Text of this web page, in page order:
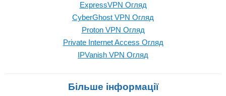
ExpressVPN Огляд
CyberGhost VPN Огляд
Proton VPN Огляд
Private Internet Access Огляд
IPVanish VPN Огляд
Більше інформації